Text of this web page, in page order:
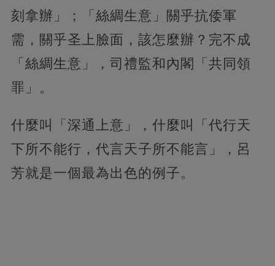
刻拿辦」；「絲綢生意」關乎抗倭軍
需，關乎圣上臉面，該怎麼辦？完不成
「絲綢生意」，司禮監和內閣「共同領
罪」。
什麼叫「深通上意」，什麼叫「代行天
下所不能行，代言天子所不能言」，呂
芳就是一個最為出色的例子。